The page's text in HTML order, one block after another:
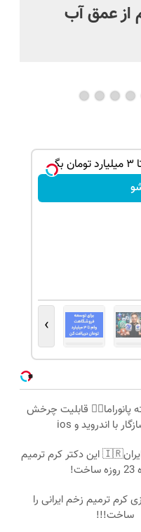
عمق آب
›
پانوراما👈🏻 قابلیت چرخش
برای اولین بار در ایران🇮🇷 این دکتر کرم ترمیم
کرم ترمیم زخم ایرانی را
ساخت!!!